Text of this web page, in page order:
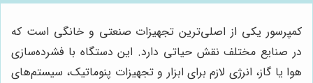
کمپرسور یکی از اصلی‌ترین تجهیزات صنعتی و خانگی است که
در صنایع مختلف نقش حیاتی دارد. این دستگاه با فشرده‌سازی
هوا یا گاز، انرژی لازم برای ابزار و تجهیزات پنوماتیک، سیستم‌های